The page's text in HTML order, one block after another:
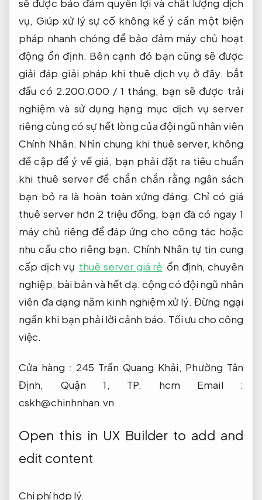
sẽ được bảo đảm quyền lợi và chất lượng dịch
vụ, Giúp xử lý sự cố không kể ý cần một biện
pháp nhanh chóng để bảo đảm máy chủ hoạt
động ổn định. Bên cạnh đó bạn cũng sẽ được
giải đáp giải pháp khi thuê dịch vụ ở đây. bắt
đầu có 2.200.000 / 1 tháng, bạn sẽ được trải
nghiệm và sử dụng hạng mục dịch vụ server
riêng cùng có sự hết lòng của đội ngũ nhân viên
Chính Nhân. Nhìn chung khi thuê server, không
đề cập để ý về giá, bạn phải đặt ra tiêu chuẩn
khi thuê server để chắn chắn rằng ngân sách
bạn bỏ ra là hoàn toàn xứng đáng. Chỉ có giá
thuê server hơn 2 triệu đồng, bạn đã có ngay 1
máy chủ riêng để đáp ứng cho công tác hoặc
nhu cầu cho riêng bạn. Chính Nhân tự tin cung
cấp dịch vụ thuê server giá rẻ ổn định, chuyên
nghiệp, bài bản và hết dạ. cộng có đội ngũ nhân
viên đa dạng năm kinh nghiệm xử lý. Đừng ngại
ngần khi bạn phải lời cảnh báo. Tối ưu cho công
việc.
Cửa hàng : 245 Trần Quang Khải, Phường Tân
Định, Quận 1, TP. hcm Email :
cskh@chinhnhan.vn
Open this in UX Builder to add and
edit content
Chi phí hợp lý.